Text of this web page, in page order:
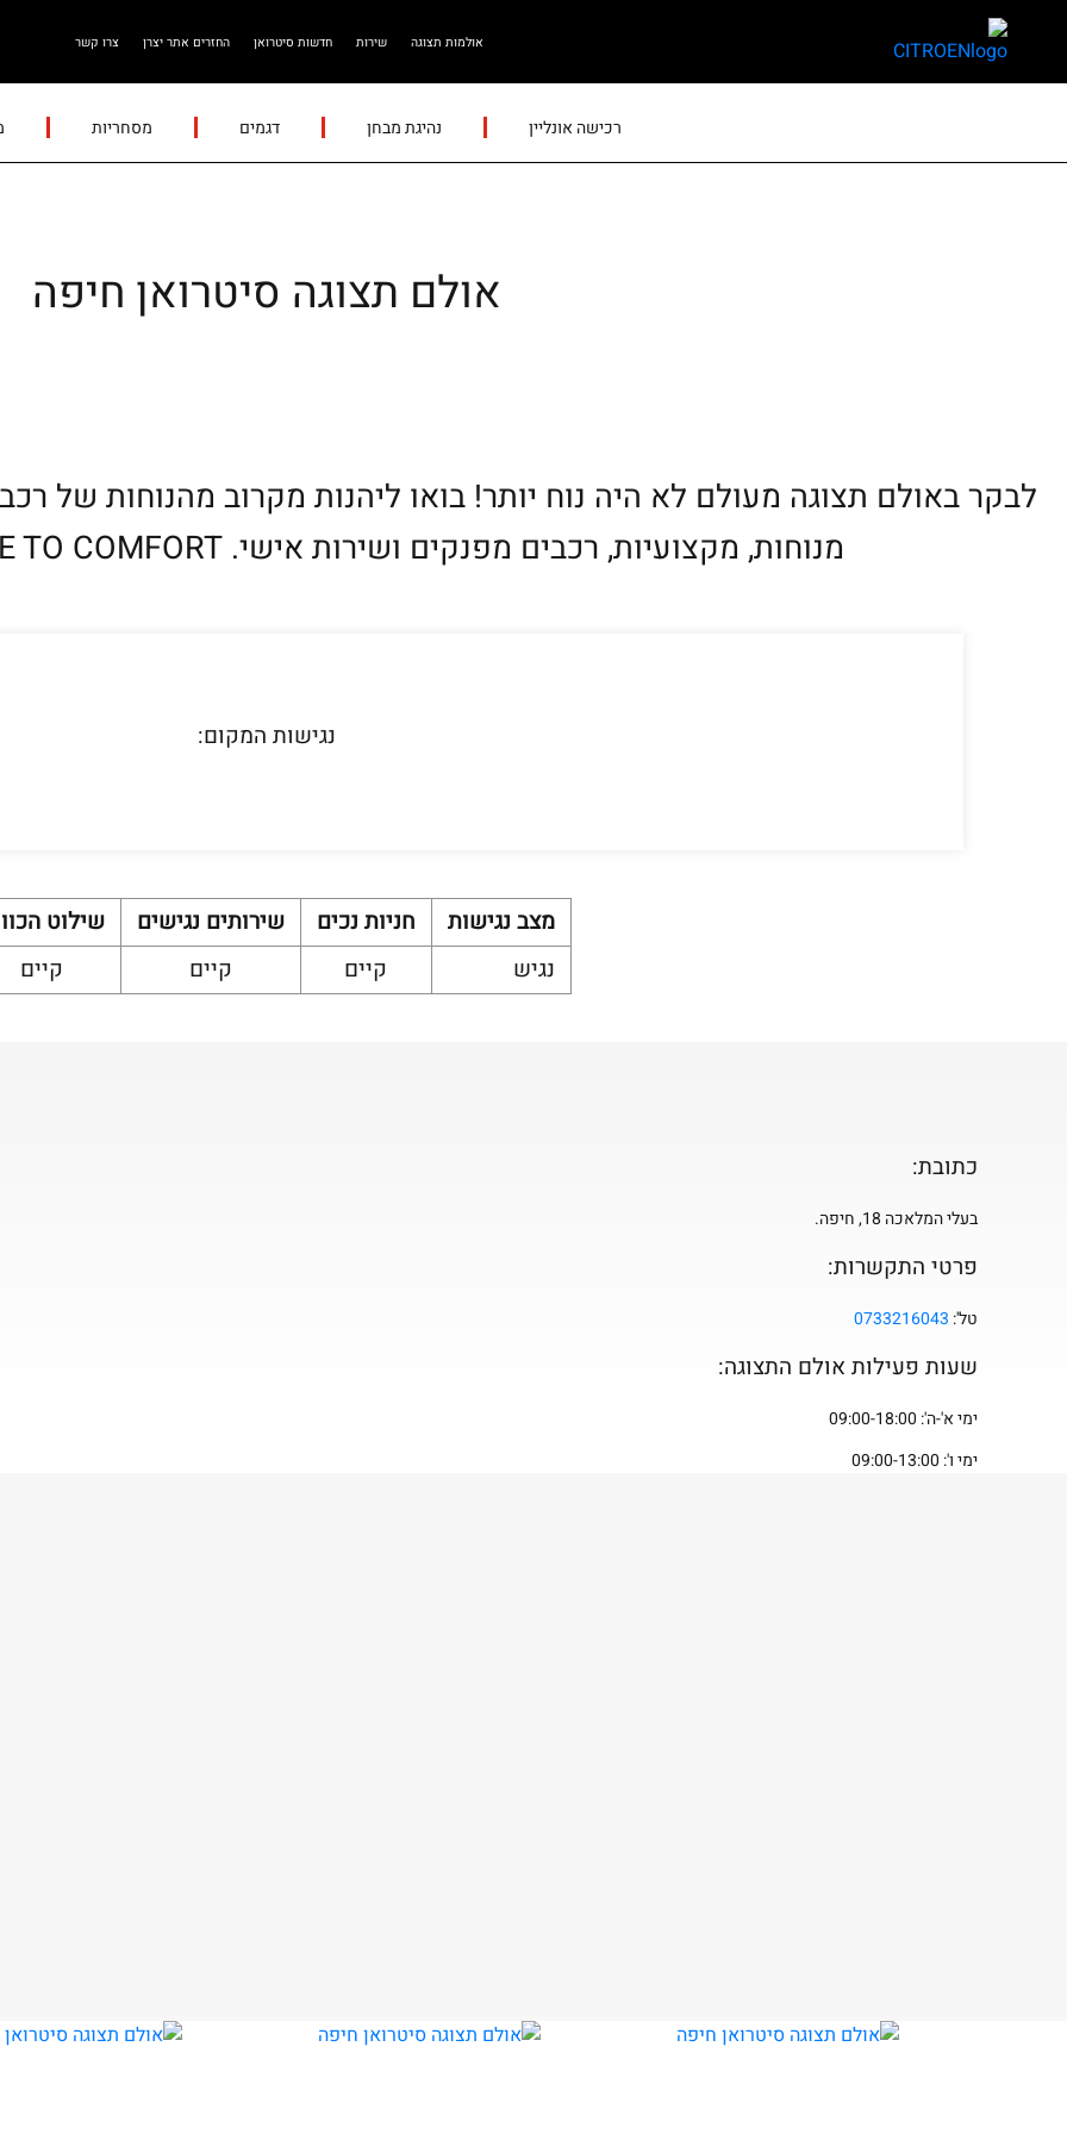
אולמות תצוגה שירות חדשות סיטרואן החזרים אתר יצרן צרו קשר
רכישה אונליין נהיגת מבחן דגמים מסחריות
אולם תצוגה סיטרואן חיפה
לבקר באולם תצוגה מעולם לא היה נוח יותר! בואו ליהנות מקרוב מהנוחות של
מנוחות, מקצועיות, רכבים מפנקים ושירות אישי. WELCOME TO COMFORT! מחכים לכם.
נגישות המקום:
מצב נגישות חניות נכים שירותים נגישים
שילוט
נגיש
קיים קיים קיים
כתובת:
בעלי המלאכה 18, חיפה.
פרטי התקשרות:
טל': 0733216043
שעות פעילות אולם התצוגה:
ימי א'-ה': 09:00-18:00
ימי ו': 09:00-13:00